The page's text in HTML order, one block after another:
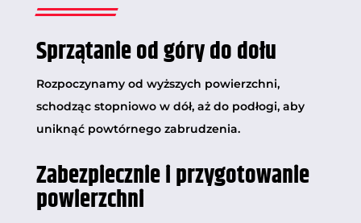
Sprzątanie od góry do dołu
Rozpoczynamy od wyższych powierzchni,
schodząc stopniowo w dół, aż do podłogi, aby
uniknąć powtórnego zabrudzenia.
Zabezpiecznie i przygotowanie
powierzchni